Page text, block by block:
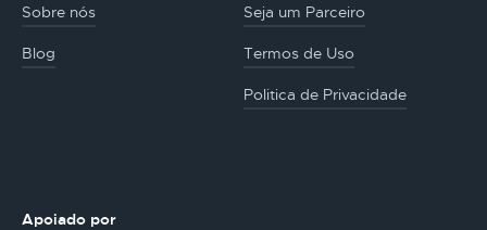
Sobre nós Seja um Parceiro
Blog Termos de Uso
Politica de Privacidade
Apoiado por